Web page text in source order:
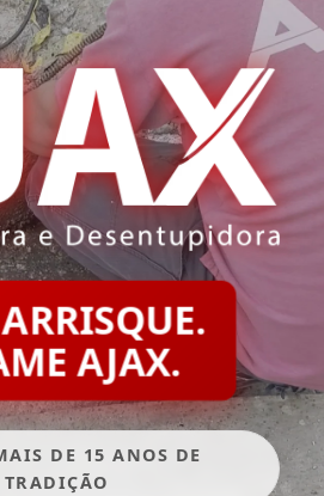
AJAX.
DE 15 ANOS DE
TRADIÇÃO